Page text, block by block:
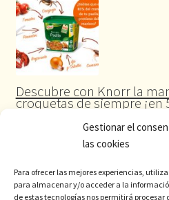
Gestionar el
las cookies
Para ofrecer las mejores experiencias,
para almacenar y/o acceder a la
de estas tecnologías nos permitirá
Descubre con Knorr la
croquetas de siempre ¡en